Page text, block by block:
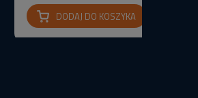
DODAJ DO KOSZYKA